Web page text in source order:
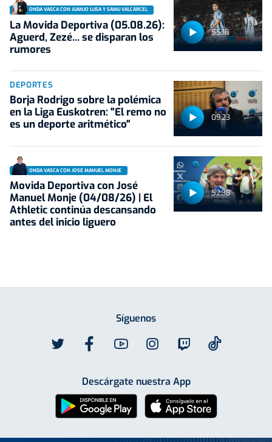
55:18
ONDA VASCA CON JUANJO LUSA Y SAMU VALCÁRCEL
La Movida Deportiva (05.08.26):
Aguerd, Zezé... se disparan los
rumores
09:23
DEPORTES
Borja Rodrigo sobre la polémica
en la Liga Euskotren: "El remo no
es un deporte aritmético"
52:38
ONDA VASCA CON JOSÉ MANUEL MONJE
Movida Deportiva con José
Manuel Monje (04/08/26) | El
Athletic continúa descansando
antes del inicio liguero
Síguenos
Descárgate nuestra App